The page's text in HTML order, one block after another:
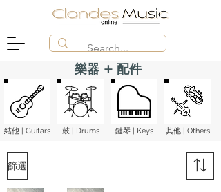
樂器 + 配件
結他 | Guitars 鼓 | Drums 鍵琴 | Keys ​其他 | Others
篩選